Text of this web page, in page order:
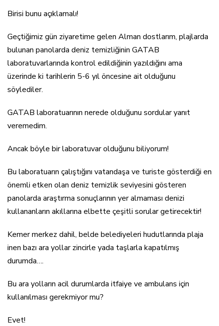
Birisi bunu açıklamalı!
Geçtiğimiz gün ziyaretime gelen Alman dostlarım, plajlarda
bulunan panolarda deniz temizliğinin GATAB
laboratuvarlarında kontrol edildiğinin yazıldığını ama
üzerinde ki tarihlerin 5-6 yıl öncesine ait olduğunu
söylediler.
GATAB laboratuarının nerede olduğunu sordular yanıt
veremedim.
Ancak böyle bir laboratuvar olduğunu biliyorum!
Bu laboratuarın çalıştığını vatandaşa ve turiste gösterdiği en
önemli etken olan deniz temizlik seviyesini gösteren
panolarda araştırma sonuçlarının yer almaması denizi
kullananların akıllarına elbette çeşitli sorular getirecektir!
Kemer merkez dahil, belde belediyeleri hudutlarında plaja
inen bazı ara yollar zincirle yada taşlarla kapatılmış
durumda….
Bu ara yolların acil durumlarda itfaiye ve ambulans için
kullanılması gerekmiyor mu?
Evet!